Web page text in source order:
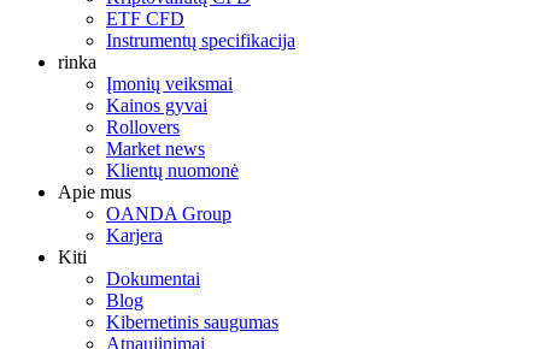
ETF CFD
Instrumentų specifikacija
rinka
Įmonių veiksmai
Kainos gyvai
Rollovers
Market news
Klientų nuomonė
Apie mus
OANDA Group
Karjera
Kiti
Dokumentai
Blog
Kibernetinis saugumas
Atnaujinimai